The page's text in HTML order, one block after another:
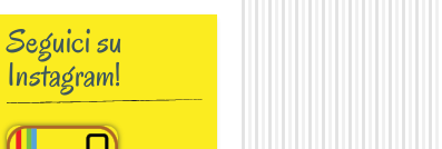
Seguici su
Instagram!